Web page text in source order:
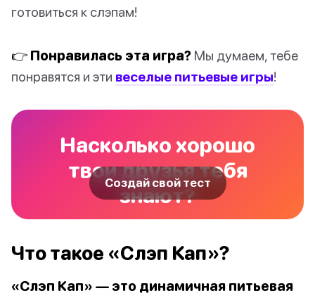
готовиться к слэпам!
👉 Понравилась эта игра? Мы думаем, тебе
понравятся и эти веселые питьевые игры!
Насколько хорошо
твои друзья тебя
знают?
Создай свой тест
Что такое «Слэп Кап»?
«Слэп Кап» — это динамичная питьевая